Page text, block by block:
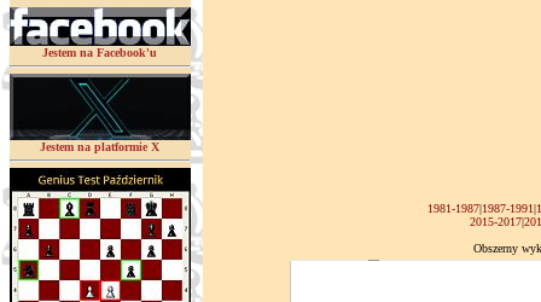
Jestem na Facebook'u
Jestem na platformie X
1981-1987|1987-1991|
2015-2017|
Obszerny